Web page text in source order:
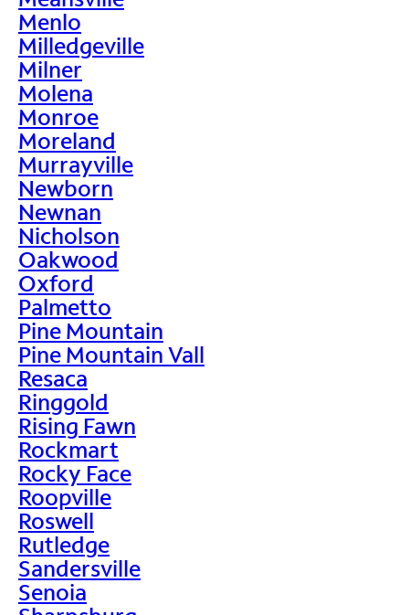
Menlo
Milledgeville
Milner
Molena
Monroe
Moreland
Murrayville
Newborn
Newnan
Nicholson
Oakwood
Oxford
Palmetto
Pine Mountain
Pine Mountain Vall
Resaca
Ringgold
Rising Fawn
Rockmart
Rocky Face
Roopville
Roswell
Rutledge
Sandersville
Senoia